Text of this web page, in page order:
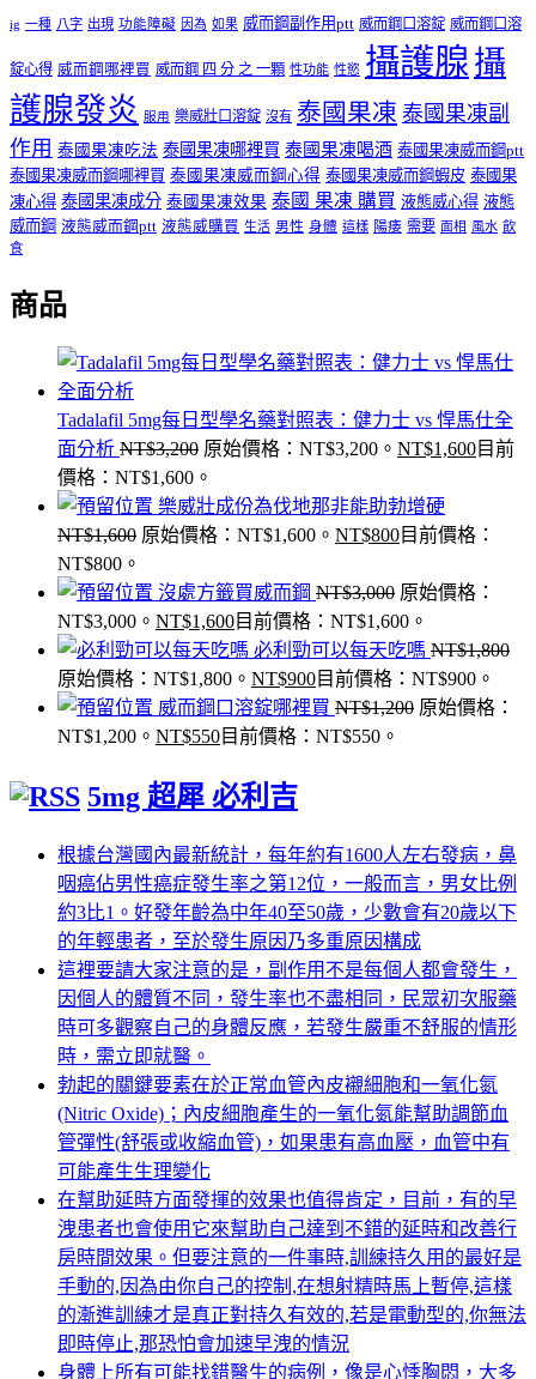
ig 一種 八字 出現 功能障礙 因為 如果 威而鋼副作用ptt 威而鋼口溶錠 威而鋼口溶
錠心得 威而鋼哪裡買 威而鋼 四 分 之 一顆 性功能 性慾 攝護腺 攝
護腺發炎
服用 樂威壯口溶錠 沒有 泰國果凍 泰國果凍副
作用 泰國果凍吃法 泰國果凍哪裡買 泰國果凍喝酒 泰國果凍威而鋼ptt
泰國果凍威而鋼哪裡買 泰國果凍威而鋼心得 泰國果凍威而鋼蝦皮 泰國果
凍心得 泰國果凍成分 泰國果凍效果 泰國 果凍 購買 液態威心得 液態
威而鋼 液態威而鋼ptt 液態威購買 生活 男性 身體 這樣 陽痿 需要 面相 風水 飲
食
商品
Tadalafil 5mg每日型學名藥對照表：健力士 vs 悍馬仕全
面分析 NT$3,200 原始價格：NT$3,200。 NT$1,600目前
價格：NT$1,600。
樂威壯成份為伐地那非能助勃增硬
NT$1,600 原始價格：NT$1,600。 NT$800目前價格：
NT$800。
沒處方籤買威而鋼 NT$3,000 原始價格：
NT$3,000。 NT$1,600目前價格：NT$1,600。
必利勁可以每天吃嗎 NT$1,800
原始價格：NT$1,800。 NT$900目前價格：NT$900。
威而鋼口溶錠哪裡買 NT$1,200 原始價格：
NT$1,200。 NT$550目前價格：NT$550。
5mg 超犀 必利吉
根據台灣國內最新統計，每年約有1600人左右發病，鼻
咽癌佔男性癌症發生率之第12位，一般而言，男女比例
約3比1。好發年齡為中年40至50歲，少數會有20歲以下
的年輕患者，至於發生原因乃多重原因構成
這裡要請大家注意的是，副作用不是每個人都會發生，
因個人的體質不同，發生率也不盡相同，民眾初次服藥
時可多觀察自己的身體反應，若發生嚴重不舒服的情形
時，需立即就醫。
勃起的關鍵要素在於正常血管內皮襯細胞和一氧化氮
(Nitric Oxide)；內皮細胞產生的一氧化氮能幫助調節血
管彈性(舒張或收縮血管)，如果患有高血壓，血管中有
可能產生生理變化
在幫助延時方面發揮的效果也值得肯定，目前，有的早
洩患者也會使用它來幫助自己達到不錯的延時和改善行
房時間效果。但要注意的一件事時,訓練持久用的最好是
手動的,因為由你自己的控制,在想射精時馬上暫停,這樣
的漸進訓練才是真正對持久有效的,若是電動型的,你無法
即時停止,那恐怕會加速早洩的情況
身體上所有可能找錯醫生的病例，像是心悸胸悶，大多